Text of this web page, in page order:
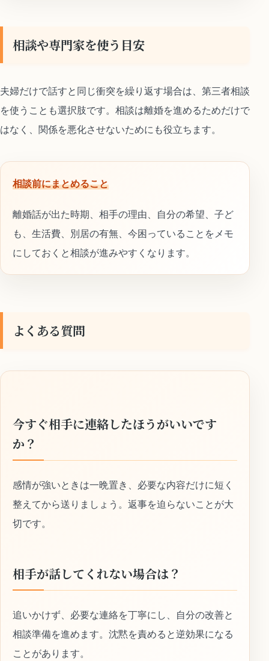
相談や専門家を使う目安
夫婦だけで話すと同じ衝突を繰り返す場合は、第三者相談
を使うことも選択肢です。相談は離婚を進めるためだけで
はなく、関係を悪化させないためにも役立ちます。
相談前にまとめること
離婚話が出た時期、相手の理由、自分の希望、子ど
も、生活費、別居の有無、今困っていることをメモ
にしておくと相談が進みやすくなります。
よくある質問
今すぐ相手に連絡したほうがいいです
か？
感情が強いときは一晩置き、必要な内容だけに短く
整えてから送りましょう。返事を迫らないことが大
切です。
相手が話してくれない場合は？
追いかけず、必要な連絡を丁寧にし、自分の改善と
相談準備を進めます。沈黙を責めると逆効果になる
ことがあります。